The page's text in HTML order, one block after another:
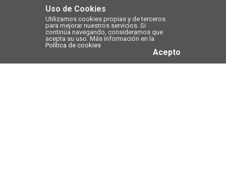
Uso de Cookies
Utilizamos cookies propias y de terceros
para mejorar nuestros servicios. Si
continúa navegando, consideramos que
acepta su uso. Más información en la
Política de cookies
Acepto